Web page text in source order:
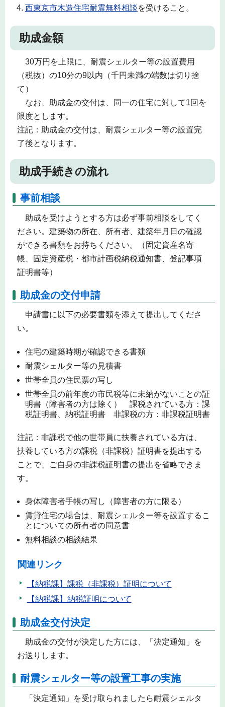
西東京市木造住宅耐震無料相談を受けること。
助成金額
30万円を上限に、耐震シェルター等の設置費用
（税抜）の10分の9以内（千円未満の端数は切り捨
て）
なお、助成金の交付は、同一の住宅に対して1回を
限度とします。
注記：助成金の交付は、耐震シェルター等の設置完
了後となります。
助成手続きの流れ
事前相談
助成を受けようとする方は必ず事前相談をしてく
ださい。建築物の所在、所有者、建築年月日の確認
ができる書類をお持ちください。（固定資産名寄
帳、固定資産税・都市計画税納税通知書、登記事項
証明書等）
助成金の交付申請
申請書に以下の必要書類を添えて提出してくださ
い。
住宅の建築時期が確認できる書類
耐震シェルター等の見積書
世帯全員の住民票の写し
世帯全員の前年度の市民税等に未納がないことの証
明書（障害者の方は除く） 課税されている方：課
税証明書、納税証明書 非課税の方：非課税証明書
注記：非課税で他の世帯員に扶養されている方は、
扶養している方の課税（非課税）証明書を提出する
ことで、ご自身の非課税証明書の提出を省略できま
す。
身体障害者手帳の写し（障害者の方に限る）
賃貸住宅の場合は、耐震シェルター等を設置するこ
とについての所有者の同意書
無料相談の相談結果
関連リンク
【納税課】課税（非課税）証明について
【納税課】納税証明について
助成金交付決定
助成金の交付が決定した方には、「決定通知」を
お送りします。
耐震シェルター等の設置工事の実施
「決定通知」を受け取られましたら耐震シェルタ